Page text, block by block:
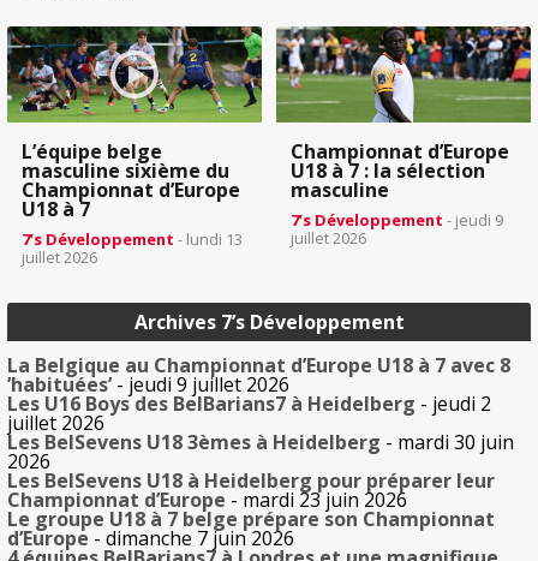
L’équipe belge
masculine sixième du
Championnat d’Europe
U18 à 7
7’s Développement - lundi 13
juillet 2026
Championnat d’Europe
U18 à 7 : la sélection
masculine
7’s Développement - jeudi 9
juillet 2026
Archives 7’s Développement
La Belgique au Championnat d’Europe U18 à 7 avec 8
’habituées’- jeudi 9 juillet 2026
Les U16 Boys des BelBarians7 à Heidelberg - jeudi 2
juillet 2026
Les BelSevens U18 3èmes à Heidelberg - mardi 30 juin
2026
Les BelSevens U18 à Heidelberg pour préparer leur
Championnat d’Europe - mardi 23 juin 2026
Le groupe U18 à 7 belge prépare son Championnat
d’Europe - dimanche 7 juin 2026